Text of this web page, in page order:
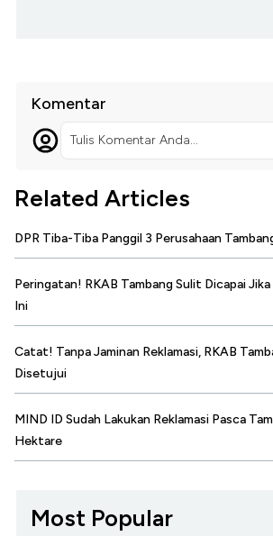
Komentar
Tulis Komentar Anda...
Related Articles
DPR Tiba-Tiba Panggil 3 Perusahaan
Peringatan! RKAB Tambang Sulit Dicapai Jika
Ini
Catat! Tanpa Jaminan Reklamasi, RKAB
Disetujui
MIND ID Sudah Lakukan Reklamasi Pasca
Hektare
Most Popular